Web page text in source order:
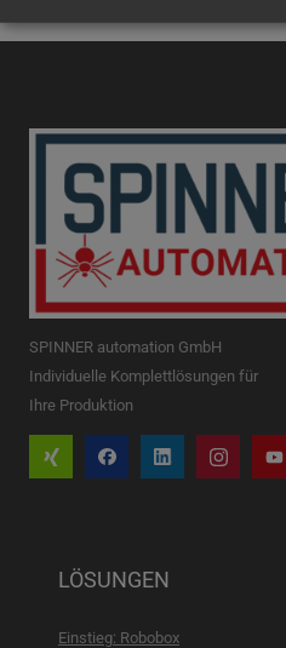
SPINNER automation GmbH
Individuelle Komplettlösungen für
Ihre Produktion
LÖSUNGEN
Einstieg: Robobox